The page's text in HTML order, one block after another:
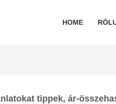
HOME
tippek, ár-